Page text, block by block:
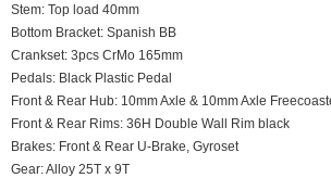
Stem: Top load 40mm
Bottom Bracket: Spanish BB
Crankset: 3pcs CrMo 165mm
Pedals: Black Plastic Pedal
Front & Rear Hub: 10mm Axle & 10mm Axle
Front & Rear Rims: 36H Double Wall Rim black
Brakes: Front & Rear U-Brake, Gyroset
Gear: Alloy 25T x 9T